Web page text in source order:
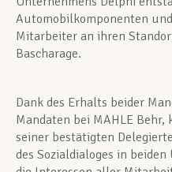
Automobilkomponenten
Mitarbeiter an ihren
Bascharage.
Dank des Erhalts beider
Mandaten bei MAHLE Behr,
seiner bestätigten
des Sozialdialoges in